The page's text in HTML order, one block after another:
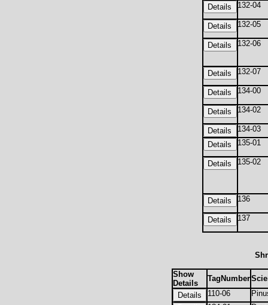
132-04
132-05
132-06
132-07
134-00
134-02
134-03
135-01
135-02
136
137
Show
Details
TagNumber
110-06